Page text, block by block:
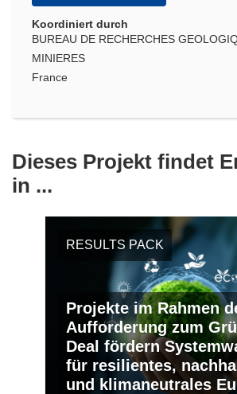
Koordiniert durch
BUREAU DE RECHERCHES
MINIERES
France
Dieses Projekt findet
in ...
RESULTS PACK
Projekte im Rahmen
Aufforderung zum
Deal fördern
für resilientes,
und klimaneutrales